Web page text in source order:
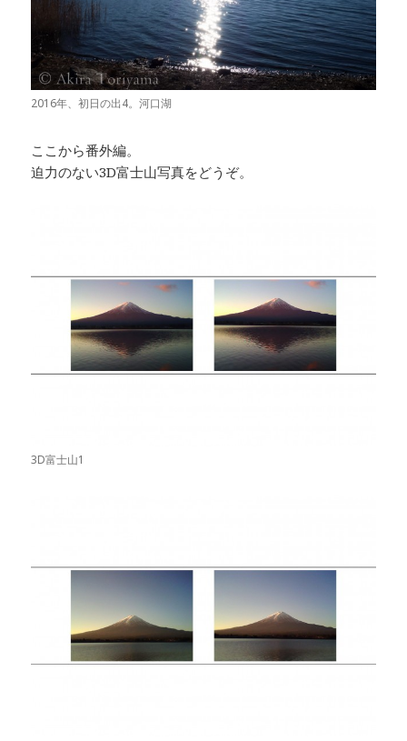
2016年、初日の出4。河口湖
ここから番外編。
迫力のない3D富士山写真をどうぞ。
3D富士山1